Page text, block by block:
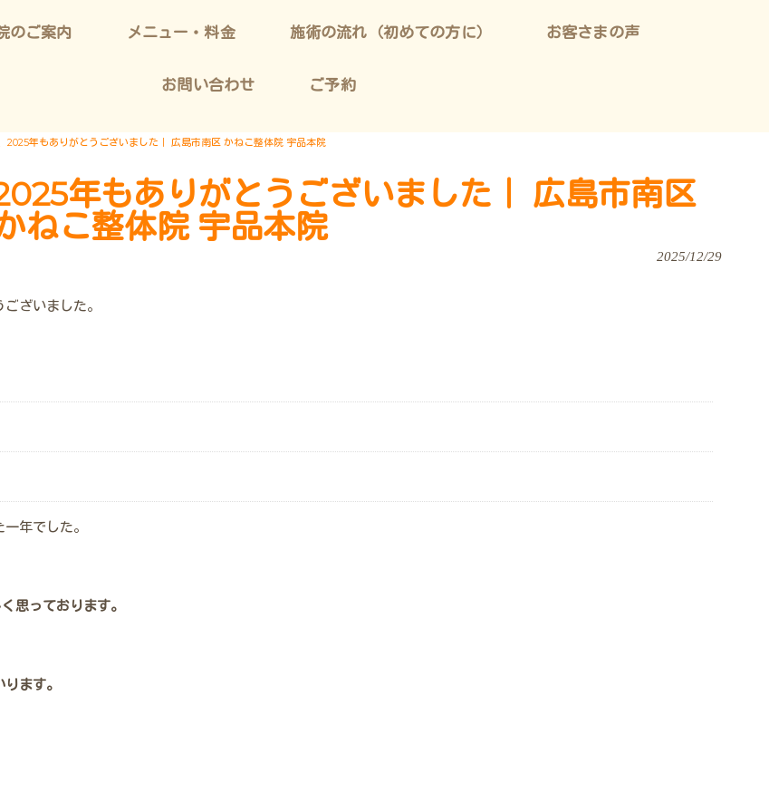
のご案内 メニュー・料金 施術の流れ（初めての方に） お客さまの声
お問い合わせ ご予約
2025年もありがとうございました｜ 広島市南区 かねこ整体院 宇品本院
年もありがとうございました｜ 広島市南区
ねこ整体院 宇品本院
2025/12/29
ざいました。
年でした。
思っております。
ます。